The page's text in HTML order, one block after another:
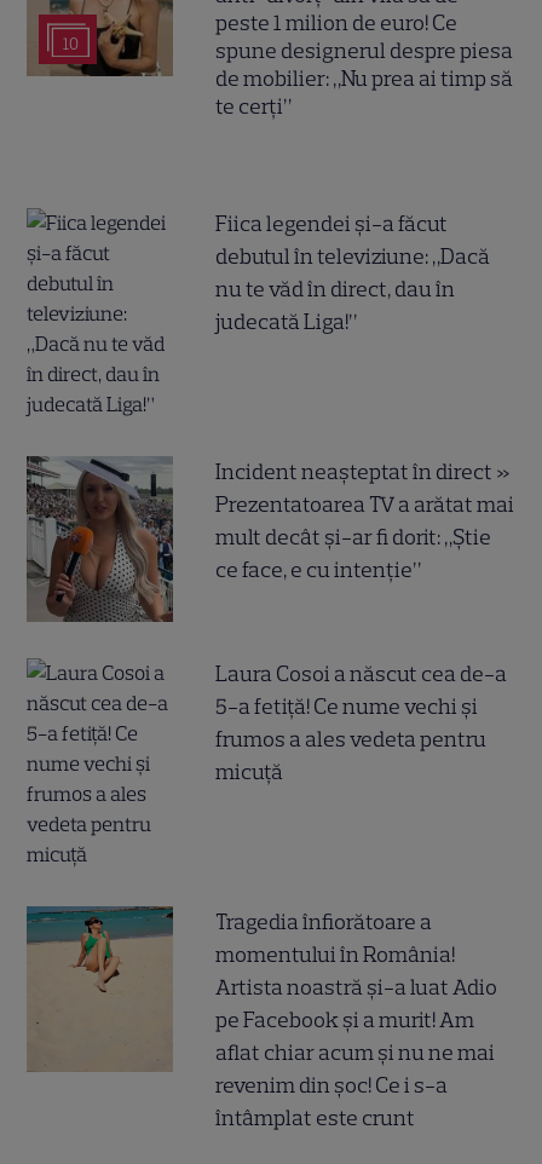
10
peste 1 milion de euro! Ce
spune designerul despre piesa
de mobilier: „Nu prea ai timp să
te cerți”
Fiica legendei și-a făcut
debutul în televiziune: „Dacă
nu te văd în direct, dau în
judecată Liga!”
Incident neașteptat în direct »
Prezentatoarea TV a arătat mai
mult decât și-ar fi dorit: „Știe
ce face, e cu intenție”
Laura Cosoi a născut cea de-a
5-a fetiță! Ce nume vechi și
frumos a ales vedeta pentru
micuță
Tragedia înfiorătoare a
momentului în România!
Artista noastră și-a luat Adio
pe Facebook și a murit! Am
aflat chiar acum și nu ne mai
revenim din șoc! Ce i s-a
întâmplat este crunt